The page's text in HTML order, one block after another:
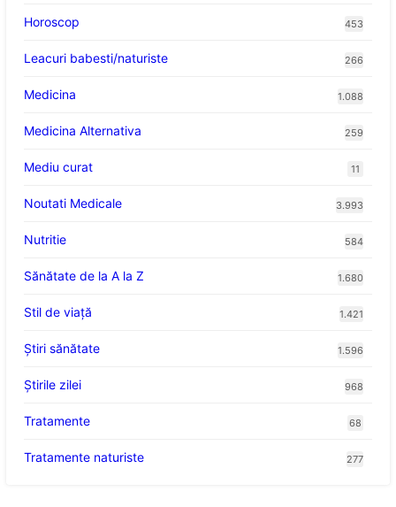
Horoscop 453
Leacuri babesti/naturiste 266
Medicina 1.088
Medicina Alternativa 259
Mediu curat 11
Noutati Medicale 3.993
Nutritie 584
Sănătate de la A la Z 1.680
Stil de viaţă 1.421
Ştiri sănătate 1.596
Știrile zilei 968
Tratamente 68
Tratamente naturiste 277